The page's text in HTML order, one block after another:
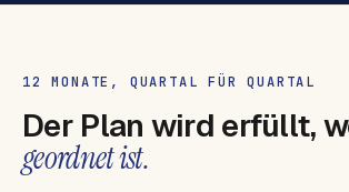
12 MONATE, QUARTAL FÜR QUARTAL
Der Plan wird erfüllt,
geordnet ist.